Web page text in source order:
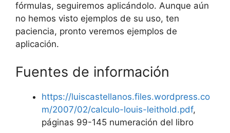
fórmulas, seguiremos aplicándolo. Aunque aún
no hemos visto ejemplos de su uso, ten
paciencia, pronto veremos ejemplos de
aplicación.
Fuentes de información
https://luiscastellanos.files.wordpress.co
m/2007/02/calculo-louis-leithold.pdf,
páginas 99-145 numeración del libro